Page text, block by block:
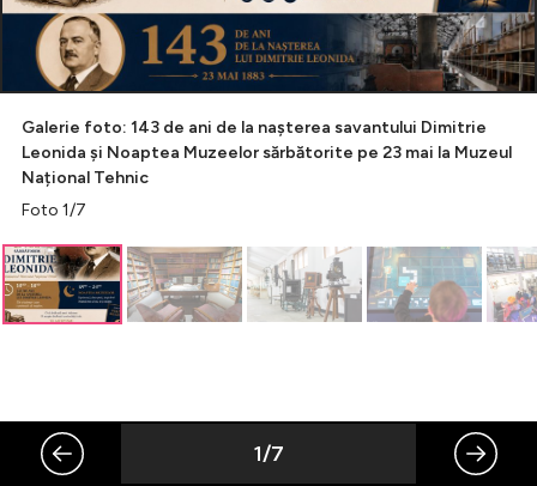
Celebrități
Breaking News
1/7
Galerie foto: 143 de ani de la nașterea savantului Dimitrie
Leonida și Noaptea Muzeelor sărbătorite pe 23 mai la Muzeul
Național Tehnic
Foto 1/7